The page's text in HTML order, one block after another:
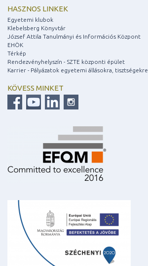
HASZNOS LINKEK
Egyetemi klubok
Klebelsberg Könyvtár
József Attila Tanulmányi és Információs Központ
EHÖK
Térkép
Rendezvényhelyszín - SZTE központi épület
Karrier - Pályázatok egyetemi állásokra, tisztségekre
KÖVESS MINKET